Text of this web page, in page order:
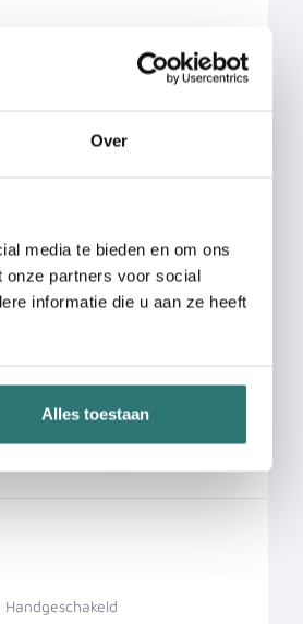
Over
media te bieden en om ons
onze partners voor social
informatie die u aan ze heeft
Alles toestaan
Handgeschakeld